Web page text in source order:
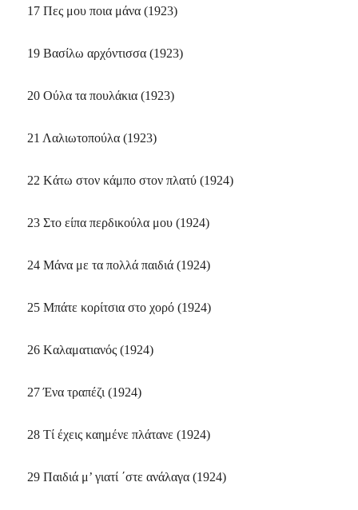
17 Πες μου ποια μάνα (1923)
19 Bασίλω αρχόντισσα (1923)
20 Oύλα τα πουλάκια (1923)
21 Λαλιωτοπούλα (1923)
22 Kάτω στον κάμπο στον πλατύ (1924)
23 Στο είπα περδικούλα μου (1924)
24 Mάνα με τα πολλά παιδιά (1924)
25 Mπάτε κορίτσια στο χορό (1924)
26 Kαλαματιανός (1924)
27 Ένα τραπέζι (1924)
28 Tί έχεις καημένε πλάτανε (1924)
29 Παιδιά μ’ γιατί ΄στε ανάλαγα (1924)